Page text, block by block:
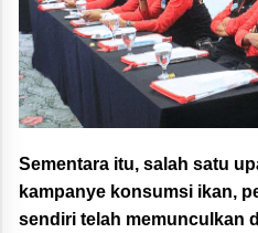
Sementara itu, salah satu
kampanye konsumsi ikan,
sendiri telah memunculkan